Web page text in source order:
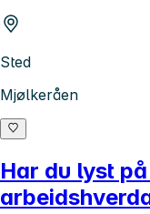
Sted
Mjølkeråen
Har du lyst